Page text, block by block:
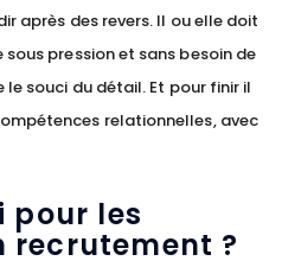
après des revers. Il ou elle doit
pression et sans besoin de
souci du détail. Et pour finir il
relationnelles, avec
pour les
recrutement ?